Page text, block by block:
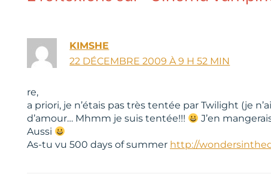
KIMSHE
22 DÉCEMBRE 2009 À 9 H 52 MIN
re,
a priori, je n’étais pas très tentée par Twilight (je
d’amour… Mhmm je suis tentée!!!
J’en
Aussi
As-tu vu 500 days of summer http://